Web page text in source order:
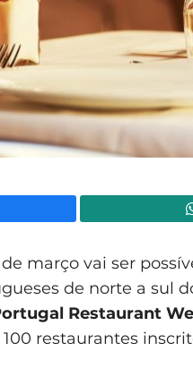
de março vai ser
de norte a sul
Restaurant
restaurantes